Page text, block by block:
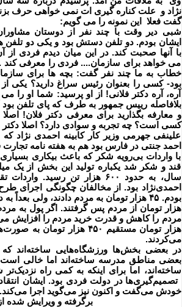
نژاد و علت کناره گیری ات نمی خواهی حرف
گفت فعلا این نمونه را می گویم:
شبی دیر وقت با چند نفر از دوستان
ایشان بودم. دو تلفن دستش بود و یکی دو تلفن
با آنها صحبت کند. در این میان دیدم فردی
می خواهد برای سازمان.... فردی را معرفی
خطاب به ما چند نفر گفت: بچه ها برای
بود- کسی را بعنوان رئیس سراغ دارید؟ یکی
آره، آره دکتر فلانی! از او پرسید: شما او را
بلافاصله رییس جمهور به طرف که پای تلفن
و معارفه بگذارید برای معرفی دکتر فلان!
کسی است؟ چه تجربه و سوادی دارد؟ اصلا دکتر
علینفی جهرمی وزیر کار کابینه احمدی نژاد که
احمد جنتی در فارس بود هم به هفته نامه
با واردات بی‌رویه شکر که باعث بیکاری بسیاری
قند و شکر شد یکباره تولید این بخش از یک
سال، به حدود
۶۰۰ هزار تن رسید. واردات
احمدی‌نژاد بود. از مخالفان چگونگی اجرای
بودم. ۴۵هزار تومان به مردم دادند، ولی بعداً به
هزار تومان از مردم پس گرفتند. اگر پول به
مردم را کاهش و قدرت خرید مردم را افزایش
هزار تومان مستقیم ۴۵۰هزار تومان به
می‌کردند.
در بعضی بخش‌ها ورزشگاه‌هایی ساخته‌اند که
بعضی مناطق مدرسه ساخته‌اند اما خالی
ساخته‌اند، اما برای اینکه به کمی راه
تصمیم‌گیری‌ها در دولت فردی بود. ایشان
خودش می‌گفت و اکنون نیز می‌گوید اجرا می‌کند.
برگرفته و ویرایش شده